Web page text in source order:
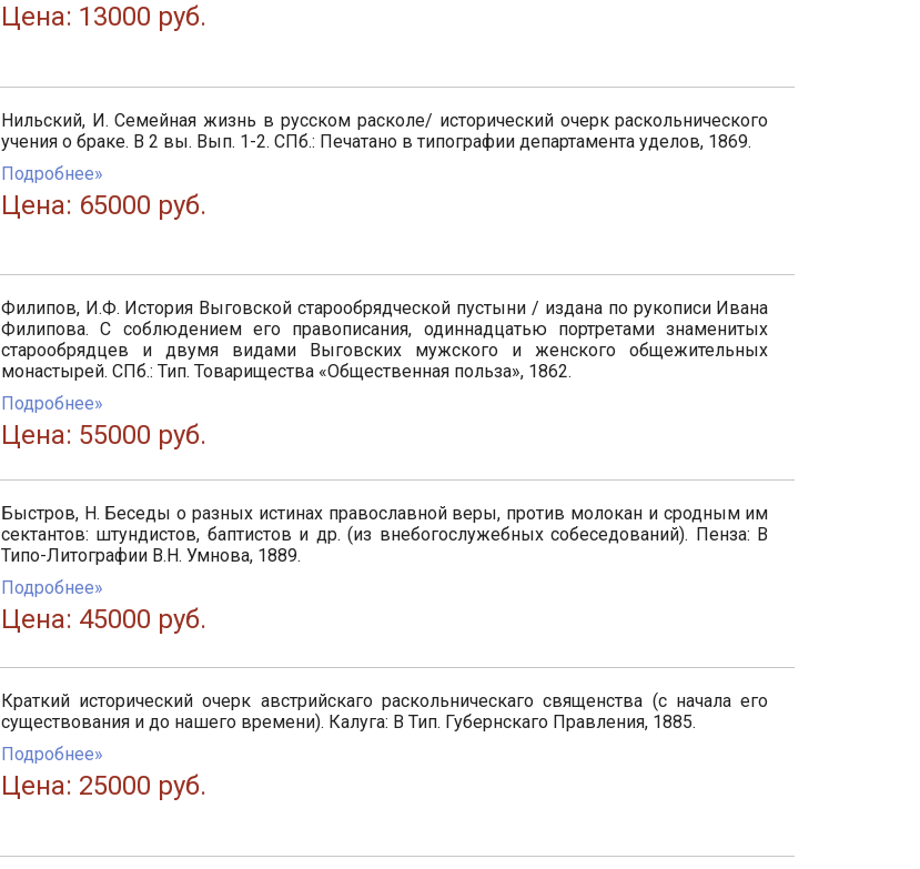
Цена: 13000 руб.
Нильский, И. Семейная жизнь в русском расколе/ исторический очерк раскольнического
учения о браке. В 2 вы. Вып. 1-2. СПб.: Печатано в типографии департамента уделов, 1869.
Подробнее»
Цена: 65000 руб.
Филипов, И.Ф. История Выговской старообрядческой пустыни / издана по рукописи Ивана
Филипова. С соблюдением его правописания, одиннадцатью портретами знаменитых
старообрядцев и двумя видами Выговских мужского и женского общежительных
монастырей. СПб.: Тип. Товарищества «Общественная польза», 1862.
Подробнее»
Цена: 55000 руб.
Быстров, Н. Беседы о разных истинах православной веры, против молокан и сродным им
сектантов: штундистов, баптистов и др. (из внебогослужебных собеседований). Пенза: В
Типо-Литографии В.Н. Умнова, 1889.
Подробнее»
Цена: 45000 руб.
Краткий исторический очерк австрийскаго раскольническаго священства (с начала его
существования и до нашего времени). Калуга: В Тип. Губернскаго Правления, 1885.
Подробнее»
Цена: 25000 руб.